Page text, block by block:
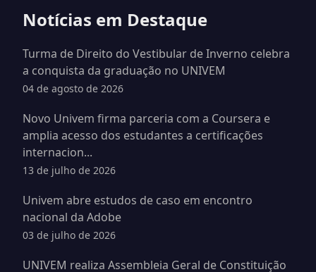
Notícias em Destaque
Turma de Direito do Vestibular de Inverno celebra
a conquista da graduação no UNIVEM
04 de agosto de 2026
Novo Univem firma parceria com a Coursera e
amplia acesso dos estudantes a certificações
internacion...
13 de julho de 2026
Univem abre estudos de caso em encontro
nacional da Adobe
03 de julho de 2026
UNIVEM realiza Assembleia Geral de Constituição